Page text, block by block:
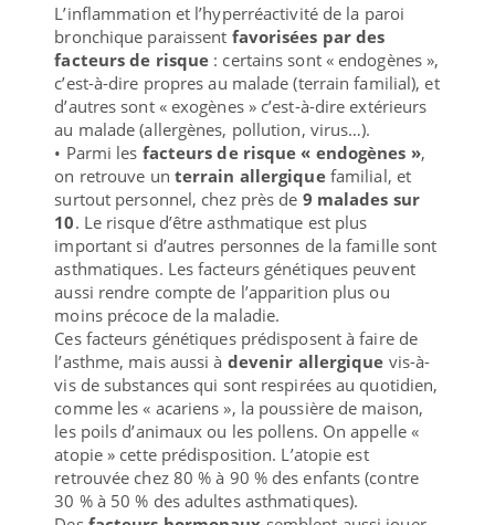
L’inflammation et l’hyperréactivité de la paroi
bronchique paraissent favorisées par des
facteurs de risque : certains sont « endogènes »,
c’est-à-dire propres au malade (terrain familial), et
d’autres sont « exogènes » c’est-à-dire extérieurs
au malade (allergènes, pollution, virus…).
• Parmi les facteurs de risque « endogènes »,
on retrouve un terrain allergiquefamilial, et
surtout personnel, chez près de 9 malades sur
10. Le risque d’être asthmatique est plus
important si d’autres personnes de la famille sont
asthmatiques. Les facteurs génétiques peuvent
aussi rendre compte de l’apparition plus ou
moins précoce de la maladie.
Ces facteurs génétiques prédisposent à faire de
l’asthme, mais aussi à devenir allergique vis-à-
vis de substances qui sont respirées au quotidien,
comme les « acariens », la poussière de maison,
les poils d’animaux ou les pollens. On appelle «
atopie » cette prédisposition. L’atopie est
retrouvée chez 80 % à 90 % des enfants (contre
30 % à 50 % des adultes asthmatiques).